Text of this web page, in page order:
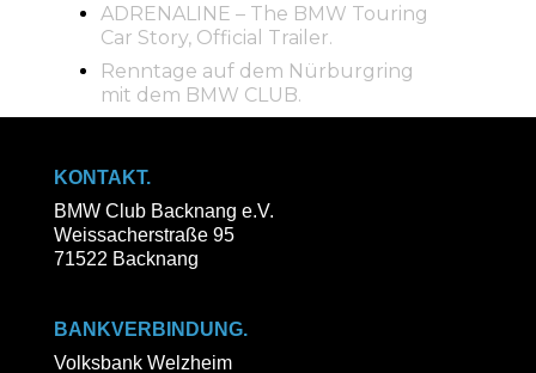
ADRENALINE – The BMW Touring
Car Story, Official Trailer.
Renntage auf dem Nürburgring
mit dem BMW CLUB.
KONTAKT.
BMW Club Backnang e.V.
Weissacherstraße 95
71522 Backnang
BANKVERBINDUNG.
Volksbank Welzheim